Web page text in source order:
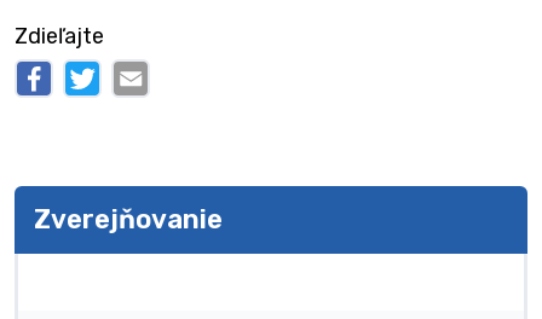
Zdieľajte
Zverejňovanie